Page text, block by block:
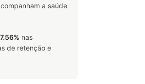
a saúde
nas
de retenção e